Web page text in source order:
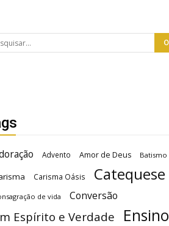
Advento Amor de Deus Batismo
Carisma Oásis Catequese
de vida Conversão
Espírito e Verdade Ensino